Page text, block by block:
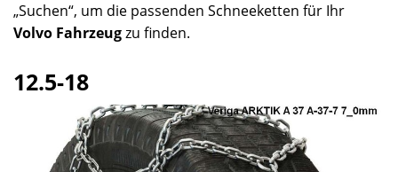
„Suchen“, um die passenden Schneeketten für Ihr
Volvo Fahrzeugzu finden.
12.5-18